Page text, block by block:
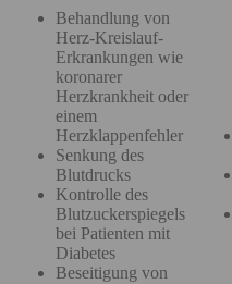
Behandlung von
Herz-Kreislauf-
Erkrankungen wie
koronarer
Herzkrankheit oder
einem
Herzklappenfehler
Senkung des
Blutdrucks
Kontrolle des
Blutzuckerspiegels
bei Patienten mit
Diabetes
Beseitigung von